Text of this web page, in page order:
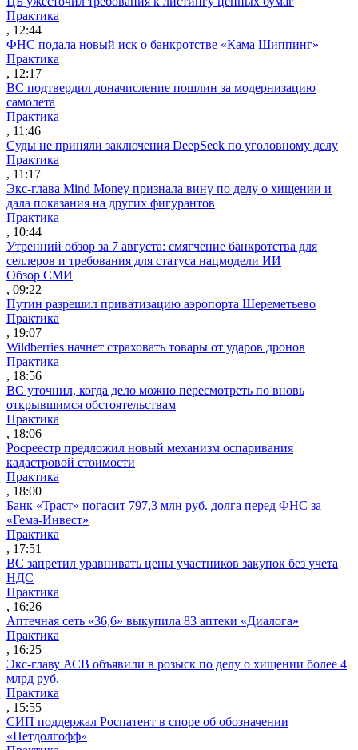
Практика
, 12:44
ФНС подала новый иск о банкротстве «Кама Шиппинг»
Практика
, 12:17
ВС подтвердил доначисление пошлин за модернизацию
самолета
Практика
, 11:46
Суды не приняли заключения DeepSeek по уголовному делу
Практика
, 11:17
Экс-глава Mind Money признала вину по делу о хищении и
дала показания на других фигурантов
Практика
, 10:44
Утренний обзор за 7 августа: смягчение банкротства для
селлеров и требования для статуса нацмодели ИИ
Обзор СМИ
, 09:22
Путин разрешил приватизацию аэропорта Шереметьево
Практика
, 19:07
Wildberries начнет страховать товары от ударов дронов
Практика
, 18:56
ВС уточнил, когда дело можно пересмотреть по вновь
открывшимся обстоятельствам
Практика
, 18:06
Росреестр предложил новый механизм оспаривания
кадастровой стоимости
Практика
, 18:00
Банк «Траст» погасит 797,3 млн руб. долга перед ФНС за
«Гема-Инвест»
Практика
, 17:51
ВС запретил уравнивать цены участников закупок без учета
НДС
Практика
, 16:26
Аптечная сеть «36,6» выкупила 83 аптеки «Диалога»
Практика
, 16:25
Экс-главу АСВ объявили в розыск по делу о хищении более 4
млрд руб.
Практика
, 15:55
СИП поддержал Роспатент в споре об обозначении
«Нетдолгофф»